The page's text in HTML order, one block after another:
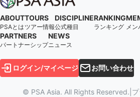
ABOUT
PSAとは
TOURS
ツアー情報
DISCIPLINE
公式種目
RANKING
ランキング メン
PARTNERS
パートナーシップ
NEWS
ニュース
ログイン/マイページ お問い合わせ
© PSA Asia. All Rights Reserved.